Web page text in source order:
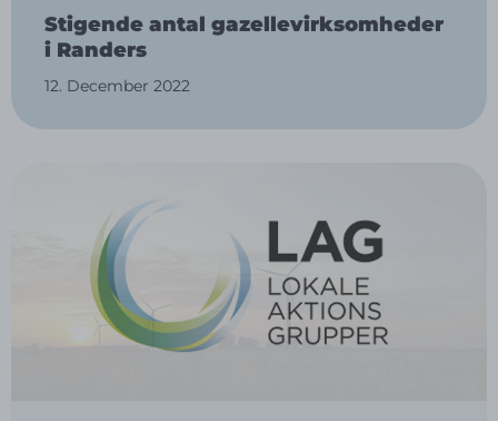
Stigende antal gazellevirksomheder
i Randers
12. December 2022